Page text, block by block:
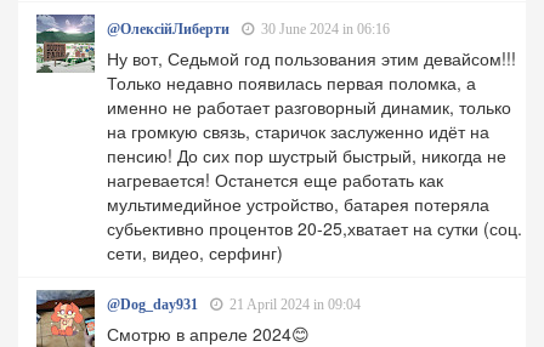
@ОлексійЛиберти 30 June 2024 in 06:16
Ну вот, Седьмой год пользования этим девайсом!!!
Только недавно появилась первая поломка, а
именно не работает разговорный динамик, только
на громкую связь, старичок заслуженно идёт на
пенсию! До сих пор шустрый быстрый, никогда не
нагревается! Останется еще работать как
мультимедийное устройство, батарея потеряла
субьективно процентов 20-25,хватает на сутки (соц.
сети, видео, серфинг)
@Dog_day931 21 April 2024 in 09:04
Смотрю в апреле 2024😊